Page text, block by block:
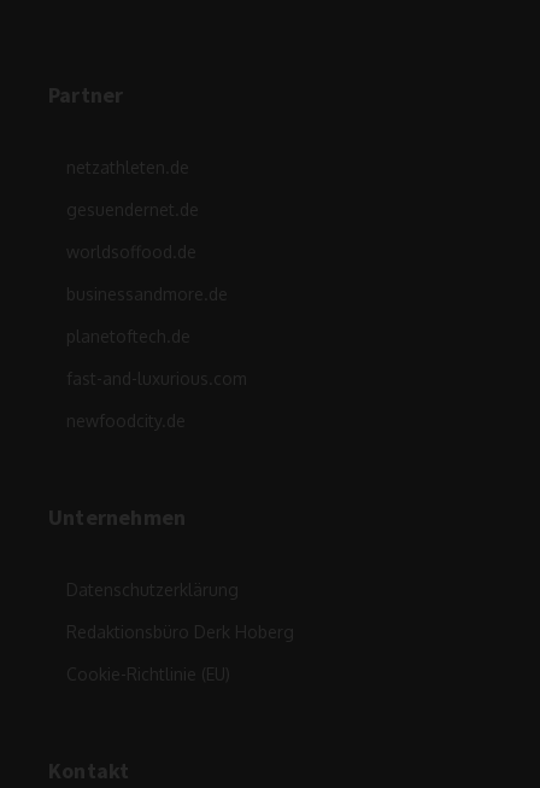
Partner
netzathleten.de
gesuendernet.de
worldsoffood.de
businessandmore.de
planetoftech.de
fast-and-luxurious.com
newfoodcity.de
Unternehmen
Datenschutzerklärung
Redaktionsbüro Derk Hoberg
Cookie-Richtlinie (EU)
Kontakt